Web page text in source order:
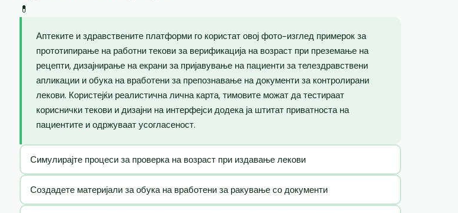
💊
Аптеките и здравствените платформи го користат овој фото-изглед примерок за
прототипирање на работни текови за верификација на возраст при преземање на
рецепти, дизајнирање на екрани за пријавување на пациенти за телездравствени
апликации и обука на вработени за препознавање на документи за контролирани
лекови. Користејќи реалистична лична карта, тимовите можат да тестираат
кориснички текови и дизајни на интерфејси додека ја штитат приватноста на
пациентите и одржуваат усогласеност.
Симулирајте процеси за проверка на возраст при издавање лекови
Создадете материјали за обука на вработени за ракување со документи